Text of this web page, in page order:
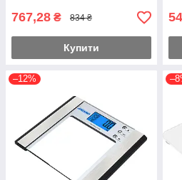
767,28 ₴ 834 ₴
Купити
–12%